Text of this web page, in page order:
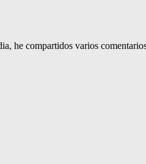
he compartidos varios